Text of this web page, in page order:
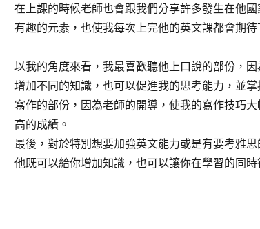
在上課的時候老師也會跟我們分享許多發生在他
有趣的元素，也使我每次上完他的英文課都會期
以我的角度來看，我最喜歡聽他上口說的部份，
增加不同的知識，也可以促進我的思考能力，並
寫作的部份，因為老師的開導，使我的寫作技巧
高的成績。
最後，對於特別想要加強英文能力或是有要考雅
他既可以給你增加知識，也可以讓你在學習的同時